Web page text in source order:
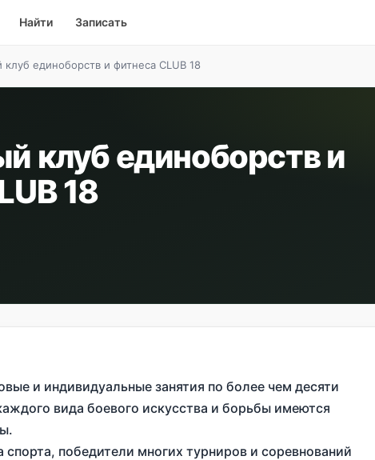
Найти Записать
единоборств и фитнеса CLUB 18
клуб единоборств и
18
и индивидуальные занятия по более чем десяти
вида боевого искусства и борьбы имеются
спорта, победители многих турниров и соревнований